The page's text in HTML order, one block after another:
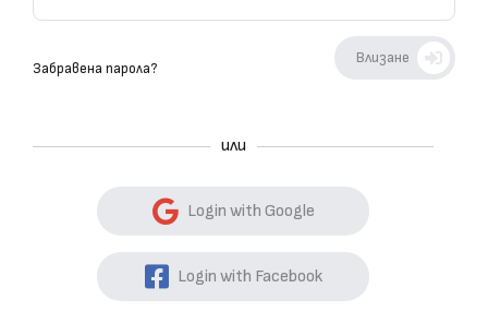
Забравена парола?
Влизане
или
Login with Google
Login with Facebook